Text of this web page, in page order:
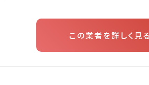
この業者を詳しく見る